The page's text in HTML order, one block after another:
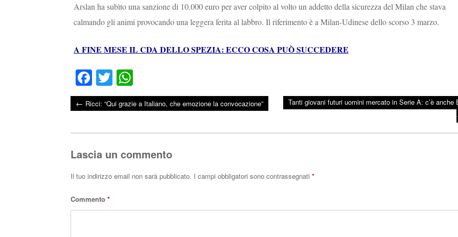
Arslan ha subìto una sanzione di 10.000 euro per aver colpito al volto un addetto della sicurezza del Milan che stava
calmando gli animi provocando una leggera ferita al labbro. Il riferimento è a Milan-Udinese dello scorso 3 marzo.
A FINE MESE IL CDA DELLO SPEZIA: ECCO COSA PUÒ SUCCEDERE
Fa
ce
bo
T
wi
tte
ha
ts
← Ricci: “Qui grazie a Italiano, che emozione la convocazione” Tanti giovani futuri uomini mercato in Serie A: c’è anche
Lascia un commento
Il tuo indirizzo email non sarà pubblicato. I campi obbligatori sono contrassegnati *
Commento *